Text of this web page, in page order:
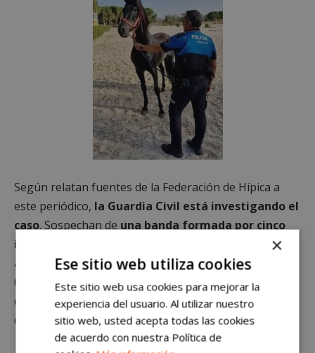
Según relatan fuentes de la Federación de Hípica a
este periódico, la Guardia Civil está investigando el
caso. Sospechan de una banda formada por cinco
individuos
que llevaría operando como mínimo un
año. De hecho, ya se produjo un robo en una finca de
Cádiz con el mismo modus operandi, cortando la valla
de madrugada y llevándose dos caballos que, tiempo
después, fueron hallados en Valladolid.
×
Ese sitio web utiliza cookies
Este sitio web usa cookies para mejorar la
experiencia del usuario. Al utilizar nuestro
sitio web, usted acepta todas las cookies
de acuerdo con nuestra Política de